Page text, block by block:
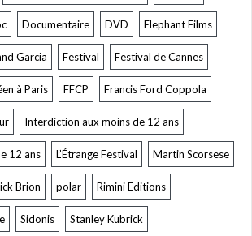
Documentaire DVD Elephant Films
Garcia Festival Festival de Cannes
à Paris FFCP Francis Ford Coppola
Interdiction aux moins de 12 ans
12 ans L’Étrange Festival Martin Scorsese
Brion polar Rimini Editions
Sidonis Stanley Kubrick